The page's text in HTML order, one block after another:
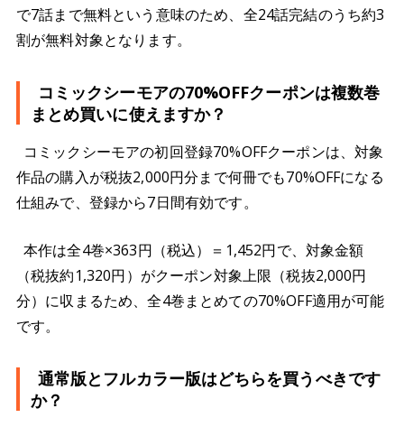
で7話まで無料という意味のため、全24話完結のうち約3
割が無料対象となります。
コミックシーモアの70%OFFクーポンは複数巻
まとめ買いに使えますか？
コミックシーモアの初回登録70%OFFクーポンは、対象
作品の購入が税抜2,000円分まで何冊でも70%OFFになる
仕組みで、登録から7日間有効です。
本作は全4巻×363円（税込）＝1,452円で、対象金額
（税抜約1,320円）がクーポン対象上限（税抜2,000円
分）に収まるため、全4巻まとめての70%OFF適用が可能
です。
通常版とフルカラー版はどちらを買うべきです
か？